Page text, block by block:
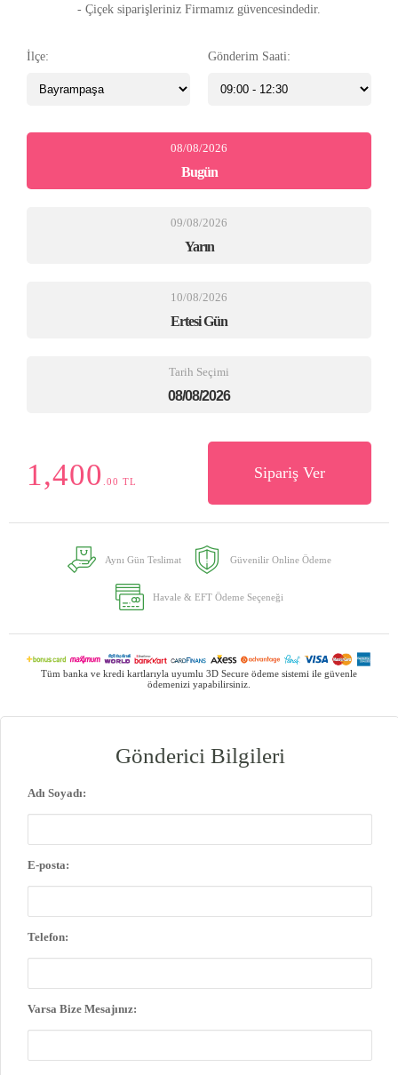
- Çiçek siparişleriniz Firmamız güvencesindedir.
İlçe: Gönderim Saati:
08/08/2026
Bugün
09/08/2026
Yarın
10/08/2026
Ertesi Gün
Tarih Seçimi
1,400 .00 TL Sipariş Ver
Aynı Gün Teslimat Güvenilir Online Ödeme
Havale & EFT Ödeme Seçeneği
Tüm banka ve kredi kartlarıyla uyumlu 3D Secure ödeme sistemi ile güvenle
ödemenizi yapabilirsiniz.
Gönderici Bilgileri
Adı Soyadı:
E-posta:
Telefon:
Varsa Bize Mesajınız: